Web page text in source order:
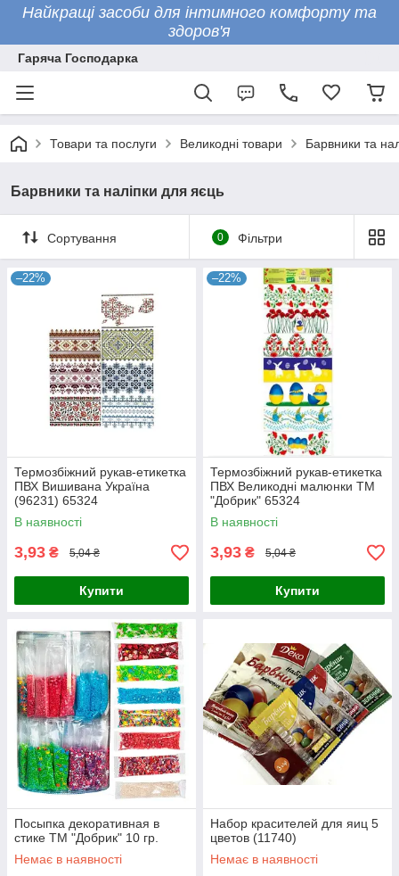
Найкращі засоби для інтимного комфорту та
здоров'я
Гаряча Господарка
Товари та послуги Великодні товари Барвники та
Барвники та наліпки для яєць
Сортування 0 Фільтри
–22%
Термозбіжний рукав-етикетка
ПВХ Вишивана Україна
(96231) 65324
В наявності
3,93 ₴ 5,04 ₴
Купити
–22%
Термозбіжний рукав-етикетка
ПВХ Великодні малюнки ТМ
"Добрик" 65324
В наявності
3,93 ₴ 5,04 ₴
Купити
Посыпка декоративная в
стике ТМ "Добрик" 10 гр.
Немає в наявності
Набор красителей для яиц 5
цветов (11740)
Немає в наявності